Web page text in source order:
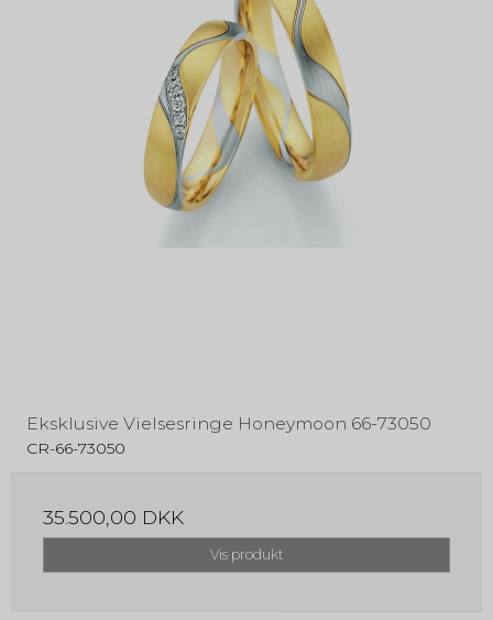
Eksklusive Vielsesringe Honeymoon 66-73050
CR-66-73050
35.500,00 DKK
Vis produkt